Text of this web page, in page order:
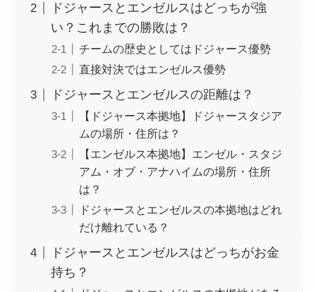
ドジャースとエンゼルスはどっちが強
い？これまでの勝敗は？
チームの歴史としてはドジャース優勢
直接対決ではエンゼルス優勢
ドジャースとエンゼルスの距離は？
【ドジャース本拠地】ドジャースタジア
ムの場所・住所は？
【エンゼルス本拠地】エンゼル・スタジ
アム・オブ・アナハイムの場所・住所
は？
ドジャースとエンゼルスの本拠地はどれ
だけ離れている？
ドジャースとエンゼルスはどっちがお金
持ち？